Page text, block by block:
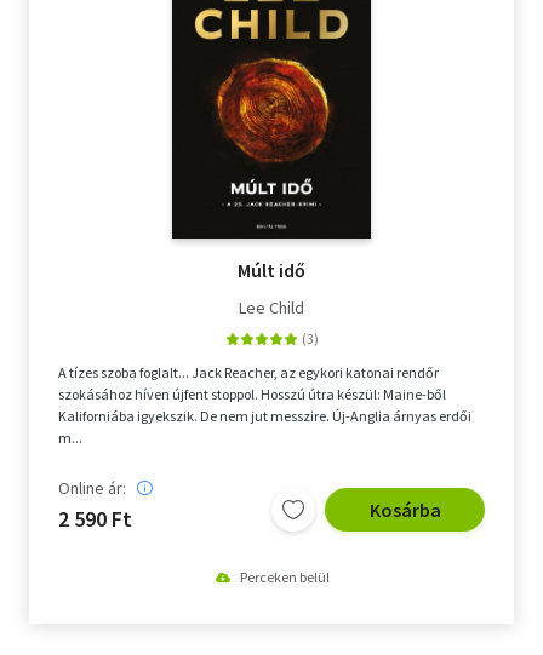
Múlt idő
Lee Child
A tízes szoba foglalt... Jack Reacher, az egykori katonai rendőr
szokásához híven újfent stoppol. Hosszú útra készül: Maine-ből
Kaliforniába igyekszik. De nem jut messzire. Új-Anglia árnyas erdői
m...
Online ár:
2 590 Ft Kosárba
Perceken belül